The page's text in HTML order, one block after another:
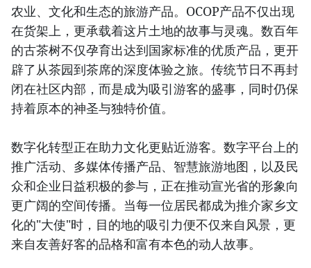
农业、文化和生态的旅游产品。OCOP产品不仅出现
在货架上，更承载着这片土地的故事与灵魂。数百年
的古茶树不仅孕育出达到国家标准的优质产品，更开
辟了从茶园到茶席的深度体验之旅。传统节日不再封
闭在社区内部，而是成为吸引游客的盛事，同时仍保
持着原本的神圣与独特价值。
数字化转型正在助力文化更贴近游客。数字平台上的
推广活动、多媒体传播产品、智慧旅游地图，以及民
众和企业日益积极的参与，正在推动宣光省的形象向
更广阔的空间传播。当每一位居民都成为推介家乡文
化的"大使"时，目的地的吸引力便不仅来自风景，更
来自友善好客的品格和富有本色的动人故事。